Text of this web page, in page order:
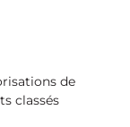
de
classés